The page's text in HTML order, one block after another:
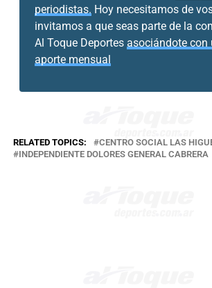
periodistas. Hoy necesitamos de
invitamos a que seas parte de la
Al Toque Deportes asociándote
aporte mensual
RELATED TOPICS:
CENTRO SOCIAL LAS
INDEPENDIENTE DOLORES GENERAL CABRERA